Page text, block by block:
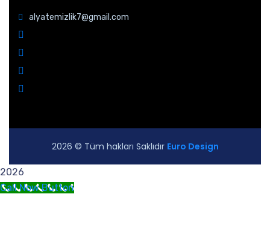
alyatemizlik7@gmail.com
2026 © Tüm hakları Saklıdır Euro Design
2026
Call Now Button